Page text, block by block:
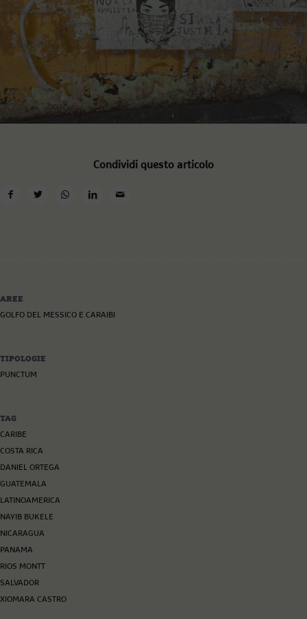
Condividi questo articolo
AREE
GOLFO DEL MESSICO E CARAIBI
TIPOLOGIE
PUNCTUM
TAG
CARIBE
COSTA RICA
DANIEL ORTEGA
GUATEMALA
LATINOAMERICA
NAYIB BUKELE
NICARAGUA
PANAMA
RIOS MONTT
SALVADOR
XIOMARA CASTRO